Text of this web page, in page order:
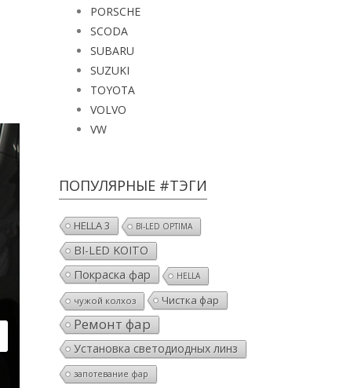
PORSCHE
SCODA
SUBARU
SUZUKI
TOYOTA
VOLVO
VW
ПОПУЛЯРНЫЕ #ТЭГИ
HELLA 3 BI-LED OPTIMA
BI-LED KOITO
Покраска фар HELLA
чужой колхоз Чистка фар
Ремонт фар
Установка светодиодных линз
запотевание фар